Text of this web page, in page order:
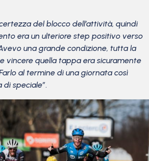
certezza del blocco dell’attività, quindi
era un ulteriore step positivo verso
una grande condizione, tutta la
vincere quella tappa era sicuramente
al termine di una giornata così
di speciale”.